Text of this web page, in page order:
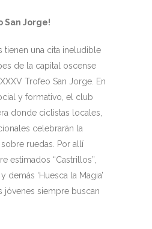
San Jorge!
tienen una cita ineludible
de la capital oscense
Trofeo San Jorge. En
y formativo, el club
donde ciclistas locales,
celebrarán la
ruedas. Por allí
estimados “Castrillos”,
demás ‘Huesca la Magia’
jóvenes siempre buscan